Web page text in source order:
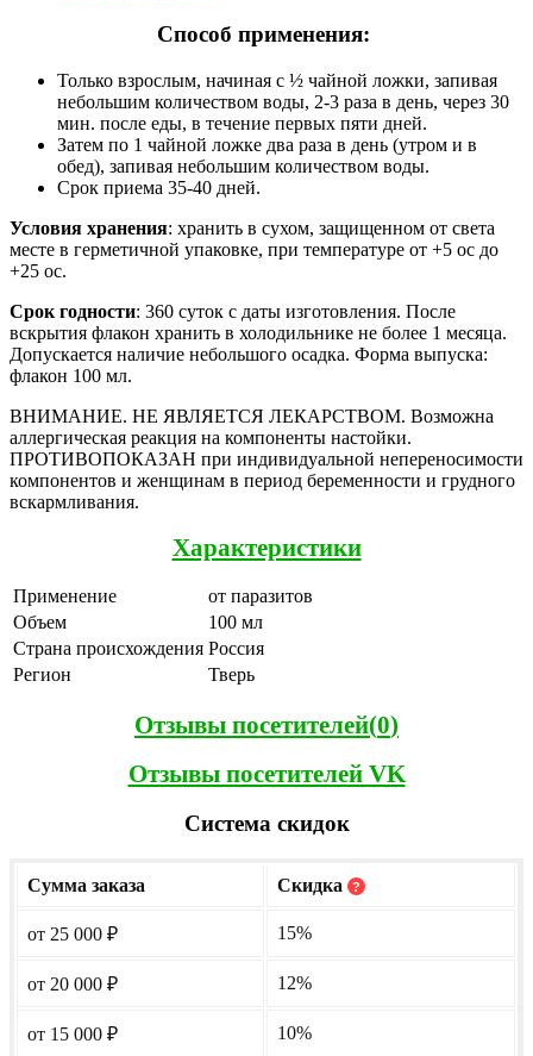
Способ применения:
Только взрослым, начиная с ½ чайной ложки, запивая
небольшим количеством воды, 2-3 раза в день, через 30
мин. после еды, в течение первых пяти дней.
Затем по 1 чайной ложке два раза в день (утром и в
обед), запивая небольшим количеством воды.
Срок приема 35-40 дней.
Условия хранения: хранить в сухом, защищенном от света
месте в герметичной упаковке, при температуре от +5 ос до
+25 ос.
Срок годности: 360 суток с даты изготовления. После
вскрытия флакон хранить в холодильнике не более 1 месяца.
Допускается наличие небольшого осадка. Форма выпуска:
флакон 100 мл.
ВНИМАНИЕ. НЕ ЯВЛЯЕТСЯ ЛЕКАРСТВОМ. Возможна
аллергическая реакция на компоненты настойки.
ПРОТИВОПОКАЗАН при индивидуальной непереносимости
компонентов и женщинам в период беременности и грудного
вскармливания.
Характеристики
Применение
от паразитов
Объем
100 мл
Страна происхождения Россия
Регион
Тверь
Отзывы посетителей(0)
Отзывы посетителей VK
Система скидок
Сумма заказа Скидка ?
от 25 000 ₽ 15%
от 20 000 ₽ 12%
от 15 000 ₽ 10%